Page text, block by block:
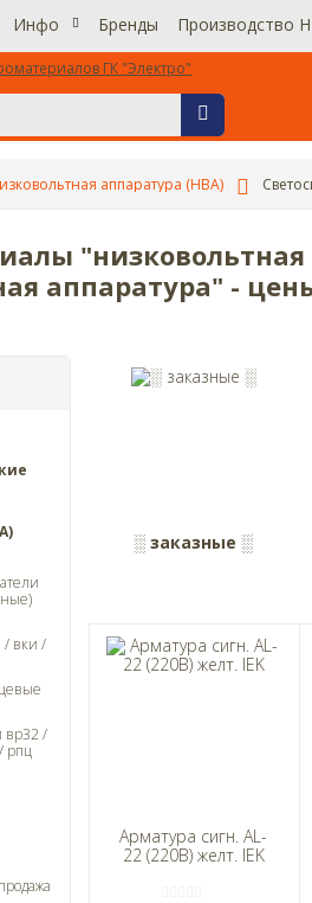
Инфо Бренды Производство
аппаратура (НВА)
аппаратура" -
/ вки /
вр32 /
рпц
░ заказные ░
Арматура сигн. AL-
22 (220В) желт. IEK